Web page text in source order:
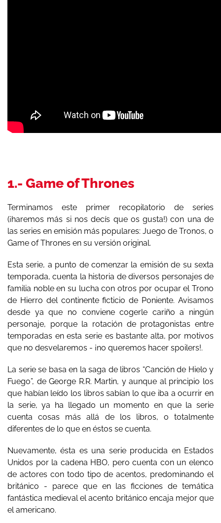
1.- Game of Thrones
Terminamos este primer recopilatorio de series
(¡haremos más si nos decís que os gusta!) con una de
las series en emisión más populares: Juego de Tronos, o
Game of Thrones en su versión original.
Esta serie, a punto de comenzar la emisión de su sexta
temporada, cuenta la historia de diversos personajes de
familia noble en su lucha con otros por ocupar el Trono
de Hierro del continente ficticio de Poniente. Avisamos
desde ya que no conviene cogerle cariño a ningún
personaje, porque la rotación de protagonistas entre
temporadas en esta serie es bastante alta, por motivos
que no desvelaremos - ¡no queremos hacer spoilers!.
La serie se basa en la saga de libros “Canción de Hielo y
Fuego”, de George R.R. Martin, y aunque al principio los
que habían leído los libros sabían lo que iba a ocurrir en
la serie, ya ha llegado un momento en que la serie
cuenta cosas más allá de los libros, o totalmente
diferentes de lo que en éstos se cuenta.
Nuevamente, ésta es una serie producida en Estados
Unidos por la cadena HBO, pero cuenta con un elenco
de actores con todo tipo de acentos, predominando el
británico - parece que en las ficciones de temática
fantástica medieval el acento británico encaja mejor que
el americano.